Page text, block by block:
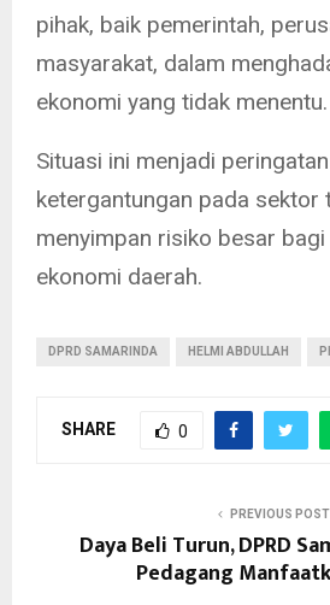
pihak, baik pemerintah,
masyarakat, dalam
ekonomi yang tidak menentu.
Situasi ini menjadi
ketergantungan pada sektor
menyimpan risiko besar bagi
ekonomi daerah.
DPRD SAMARINDA HELMI ABDULLAH
SHARE 0
PREVIOUS POST
Daya Beli Turun, DPRD
Pedagang